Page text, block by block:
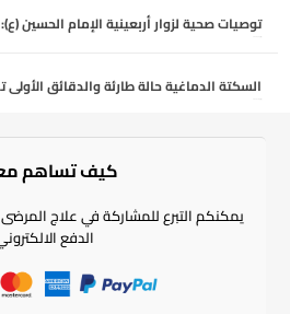
توصيات صحية لزوار أربعينية الإمام الحسين
السكتة الدماغية حالة طارئة والدقائق
كيف تساهم
يمكنكم التبرع للمشاركة في علاج
الدفع